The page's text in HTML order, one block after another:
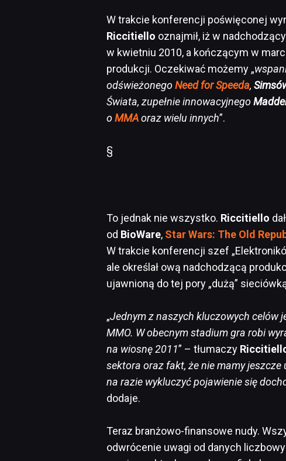
W trakcie konferencji poświęconej
Riccitiello oznajmił, iż w
w kwietniu 2010, a kończącym w
produkcji. Oczekiwać możemy „
odświeżonegoNeed for Speeda,
Świata, zupełnie innowacyjnego
oMMAoraz wielu innych”.
§
To jednak nie wszystko. Riccitiello
od BioWare, Star Wars: The Old
W trakcie konferencji szef
ale określał ową nadchodzącą
ujawnioną do tej pory „dużą”
„Jednym z naszych kluczowych celów
MMO. W obecnym stadium gra robi
na wiosnę 2011” – tłumaczy
sektora oraz fakt, że nie mamy
na razie wykluczyć pojawienie się
dodaje.
Teraz branżowo-finansowe nudy.
odwrócenie uwagi od danych